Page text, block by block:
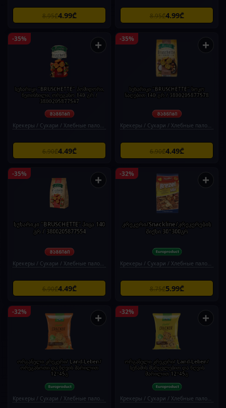
8.95₾4.99₾ 8.95₾4.99₾
-35% +
სუხარიკი "BRUSCHETTE" პომიდორი,
ზეთისხილი, ორეგანო 140 გრ /
3800205877547
Крекеры / Сухари / Хлебные палочки
6.90₾4.49₾
-35% +
სუხარიკი "BRUSCHETTE" სოკო
ნაღებით 140 გრ / 3800205877578
Крекеры / Сухари / Хлебные палочки
6.90₾4.49₾
-35% +
სუხარიკი "BRUSCHETTE" პიცა 140
გრ / 3800205877554
Крекеры / Сухари / Хлебные палочки
6.90₾4.49₾
-32% +
კრეკერი/Snackline/კრეკერების
მიქსი 30*300გრ
Крекеры / Сухари / Хлебные палочки
8.75₾5.99₾
-32% +
ორგანული კრეკერი/ Land-Leben/
ორეგანოთი და ზღვის მარილით
12*45გ
Крекеры / Сухари / Хлебные палочки
-32% +
ორგანული კრეკერი/ Land-Leben/
სეზამის მარცვლებით და ზღვის
მარილით 12*45გ
Крекеры / Сухари / Хлебные палочки